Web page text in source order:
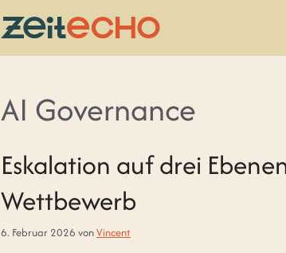
AI Governance
Eskalation auf drei
Wettbewerb
6. Februar 2026 vonVincent